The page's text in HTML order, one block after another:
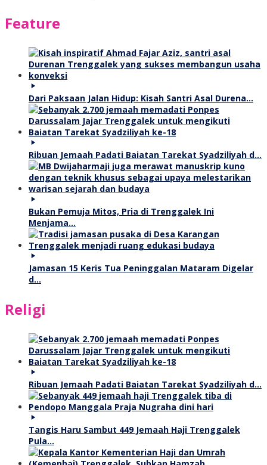
Feature
Dari Paksaan Jalan Hidup: Kisah Santri Asal Durena…
Ribuan Jemaah Padati Baiatan Tarekat Syadziliyah d…
Bukan Pemuja Mitos, Pria di Trenggalek Ini
Menjama…
Jamasan 15 Keris Tua Peninggalan Mataram Digelar
d…
Religi
Ribuan Jemaah Padati Baiatan Tarekat Syadziliyah d…
Tangis Haru Sambut 449 Jemaah Haji Trenggalek
Pula…